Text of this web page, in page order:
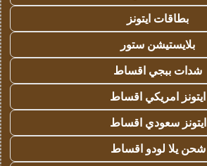
بطاقات ايتونز
بلايستيشن ستور
شدات ببجي اقساط
ايتونز امريكي اقساط
ايتونز سعودي اقساط
شحن يلا لودو اقساط